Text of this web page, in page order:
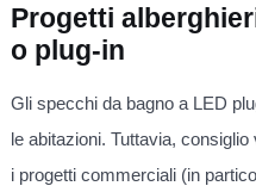
Progetti
o plug-in
Gli specchi da bagno a LED
le abitazioni. Tuttavia,
i progetti commerciali (in